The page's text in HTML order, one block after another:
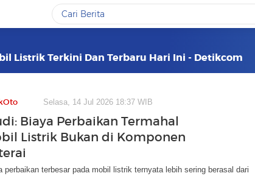
Listrik Terkini Dan Terbaru Hari Ini - Detikcom
Selasa, 14 Jul 2026 18:37 WIB
Biaya Perbaikan Termahal
Listrik Bukan di Komponen
perbaikan terbesar pada mobil listrik ternyata lebih sering berasal dari